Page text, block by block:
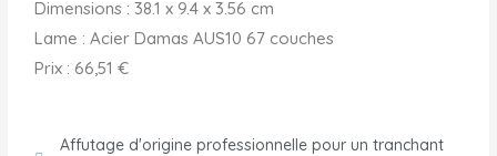
Dimensions : ‎38.1 x 9.4 x 3.56 cm
Lame : ‎Acier Damas AUS10 67 couches
Prix : 66,51 €
Affutage d'origine professionnelle pour un tranchant